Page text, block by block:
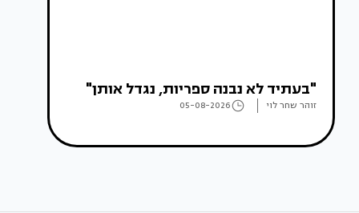
"בעתיד לא נבנה ספריות, נגדל אותן"
זוהר שחר לוי 05-08-2026